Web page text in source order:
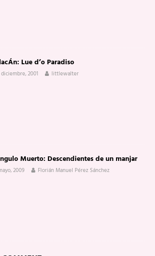
Lue d’o Paradiso
2001 littlewalter
Muerto: Descendientes de un manjar
2009 Florián Manuel Pérez Sánchez